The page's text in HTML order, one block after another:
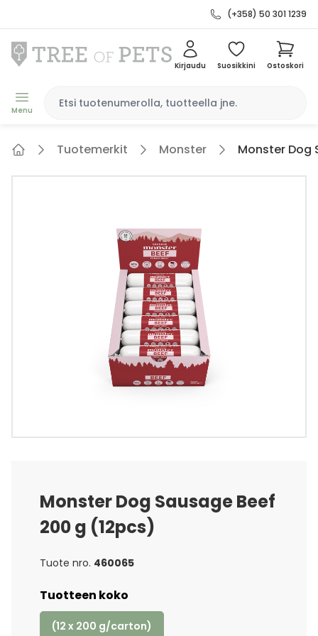
(+358) 50 301 1239
Menu
Kirjaudu Suosikkini Ostoskori
Tuotemerkit Monster Monster Dog
Monster Dog Sausage Beef
200 g (12pcs)
Tuote nro. 460065
Tuotteen koko
(12 x 200 g/carton)